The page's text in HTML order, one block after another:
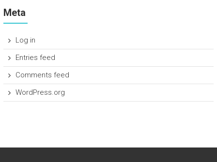
Meta
Log in
Entries feed
Comments feed
WordPress.org